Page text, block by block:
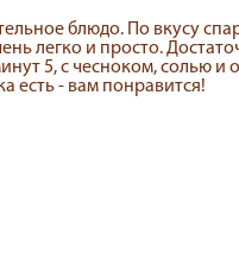
блюдо. По вкусу
легко и просто.
5, с чесноком, солью
есть - вам понравится!